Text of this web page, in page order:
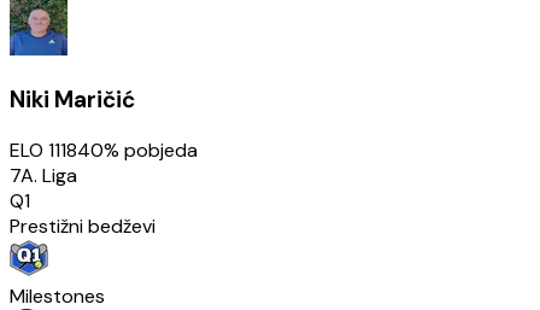
Niki Maričić
ELO 111840% pobjeda
7A. Liga
Q1
Prestižni bedževi
Milestones